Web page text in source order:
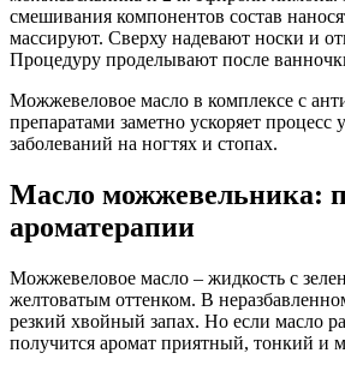
смешивания компонентов состав
массируют. Сверху надевают носки и
Процедуру проделывают после
Можжевеловое масло в комплексе с
препаратами заметно ускоряет процесс
заболеваний на ногтях и стопах.
Масло можжевельника:
ароматерапии
Можжевеловое масло – жидкость с
желтоватым оттенком. В
резкий хвойный запах. Но если масло
получится аромат приятный, тонкий и